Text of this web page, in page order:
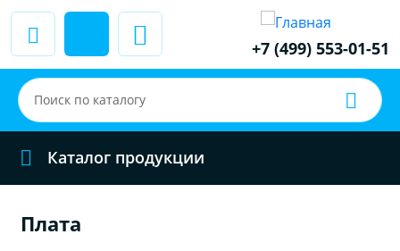
+7 (499) 553-01-51
Каталог продукции
Плата